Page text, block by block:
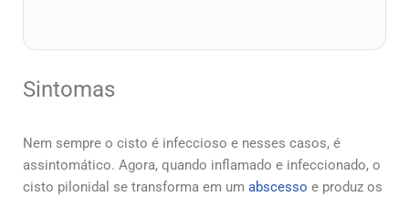
Sintomas
Nem sempre o cisto é infeccioso e nesses casos, é
assintomático. Agora, quando inflamado e infeccionado, o
cisto pilonidal se transforma em um abscesso e produz os